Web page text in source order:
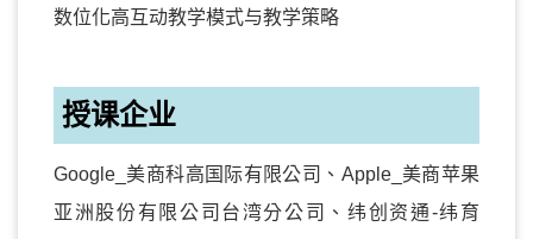
数位化高互动教学模式与教学策略
授课企业
Google_美商科高国际有限公司、Apple_美商苹果
亚洲股份有限公司台湾分公司、纬创资通-纬育